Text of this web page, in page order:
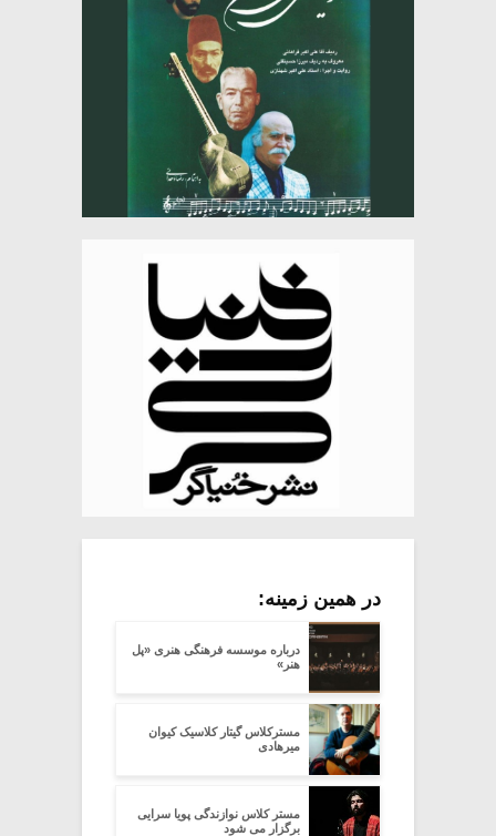
در همین زمینه:
درباره موسسه فرهنگی هنری «پل
هنر»
مسترکلاس گیتار کلاسیک کیوان
میرهادی
مستر کلاس نوازندگی پویا سرایی
برگزار می شود